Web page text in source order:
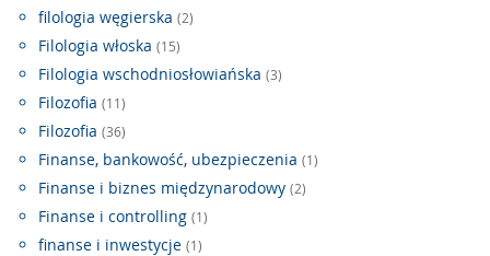
filologia węgierska (2)
Filologia włoska (15)
Filologia wschodniosłowiańska (3)
Filozofia (11)
Filozofia (36)
Finanse, bankowość, ubezpieczenia (1)
Finanse i biznes międzynarodowy (2)
Finanse i controlling (1)
finanse i inwestycje (1)